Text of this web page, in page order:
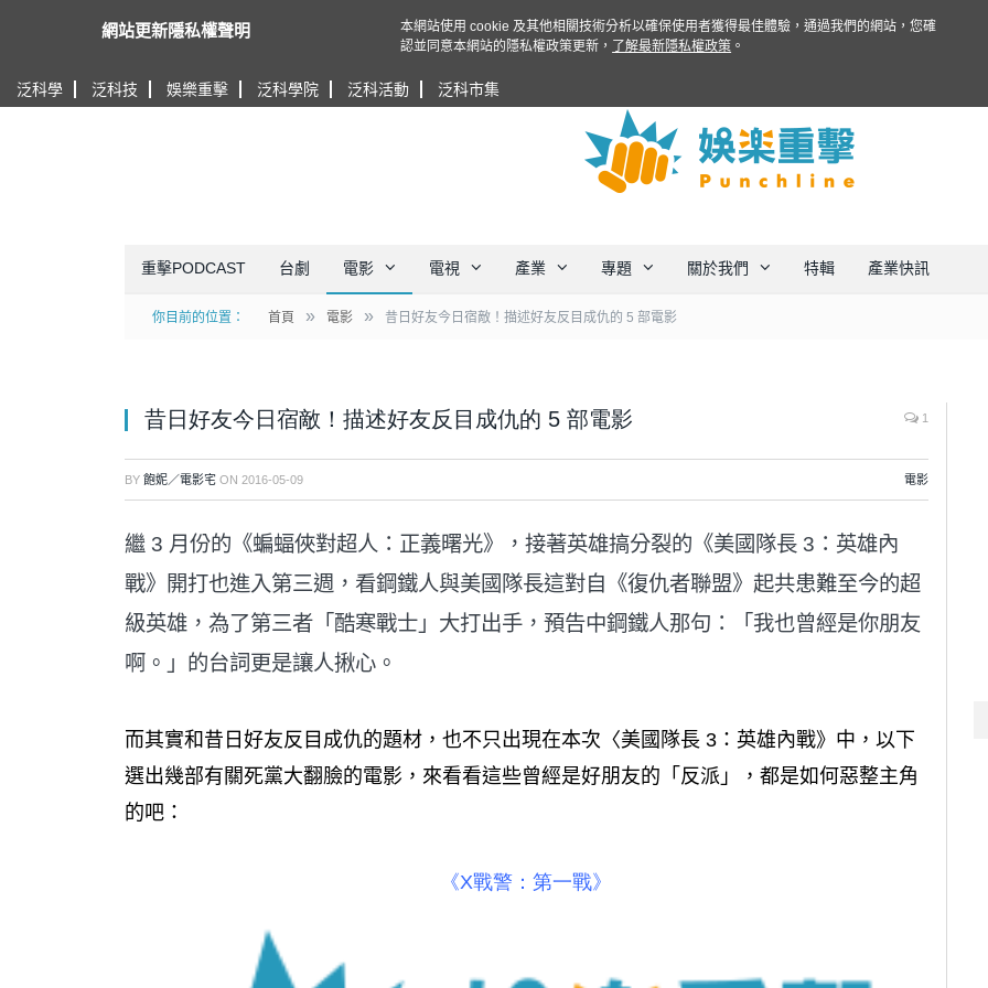
泛科學 泛科技 娛樂重擊 泛科學院 泛科活動 泛科市集
重擊PODCAST 台劇 電影 電視 產業 專題 關於我們 特輯 產業快訊
你目前的位置： 首頁 » 電影 » 昔日好友今日宿敵！描述好友反目成仇的 5 部電影
昔日好友今日宿敵！描述好友反目成仇的 5 部電影 1
BY 飽妮／電影宅 ON 2016-05-09 電影
繼 3 月份的《蝙蝠俠對超人：正義曙光》，接著英雄搞分裂的《美國隊長 3：英雄內
戰》開打也進入第三週，看鋼鐵人與美國隊長這對自《復仇者聯盟》起共患難至今的超
級英雄，為了第三者「酷寒戰士」大打出手，預告中鋼鐵人那句：「我也曾經是你朋友
啊。」的台詞更是讓人揪心。
而其實和昔日好友反目成仇的題材，也不只出現在本次〈美國隊長 3：英雄內戰》中，以下
選出幾部有關死黨大翻臉的電影，來看看這些曾經是好朋友的「反派」，都是如何惡整主角
的吧：
《X戰警：第一戰》
網站更新隱私權聲明
本網站使用 cookie 及其他相關技術分析以確保使用者獲得最佳體驗，通過我們的網站，您確
認並同意本網站的隱私權政策更新，
了解最新隱私權政策 。